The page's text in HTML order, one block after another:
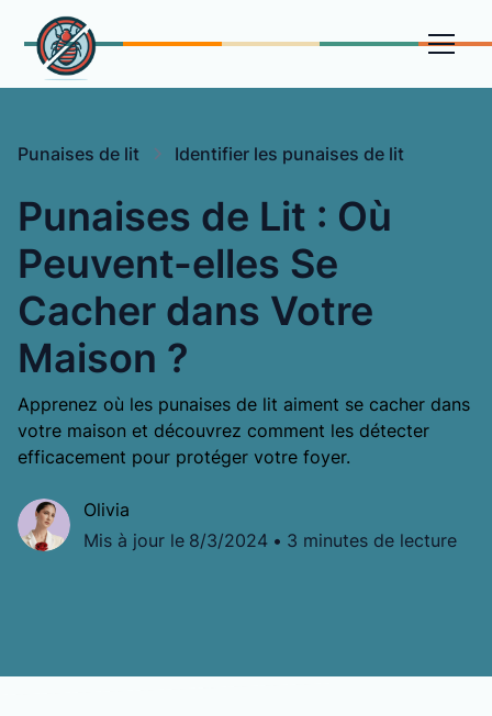
Punaises de lit Identifier les punaises de lit
Punaises de Lit : Où
Peuvent-elles Se
Cacher dans Votre
Maison ?
Apprenez où les punaises de lit aiment se cacher dans
votre maison et découvrez comment les détecter
efficacement pour protéger votre foyer.
Olivia
Mis à jour le 8/3/2024 • 3 minutes de lecture